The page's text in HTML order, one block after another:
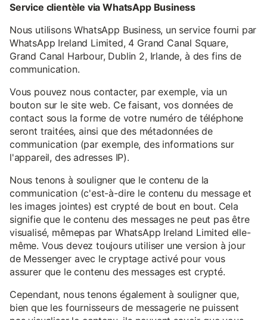
Service clientèle via WhatsApp Business
Nous utilisons WhatsApp Business, un service fourni par
WhatsApp Ireland Limited, 4 Grand Canal Square,
Grand Canal Harbour, Dublin 2, Irlande, à des fins de
communication.
Vous pouvez nous contacter, par exemple, via un
bouton sur le site web. Ce faisant, vos données de
contact sous la forme de votre numéro de téléphone
seront traitées, ainsi que des métadonnées de
communication (par exemple, des informations sur
l'appareil, des adresses IP).
Nous tenons à souligner que le contenu de la
communication (c'est-à-dire le contenu du message et
les images jointes) est crypté de bout en bout. Cela
signifie que le contenu des messages ne peut pas être
visualisé, mêmepas par WhatsApp Ireland Limited elle-
même. Vous devez toujours utiliser une version à jour
de Messenger avec le cryptage activé pour vous
assurer que le contenu des messages est crypté.
Cependant, nous tenons également à souligner que,
bien que les fournisseurs de messagerie ne puissent